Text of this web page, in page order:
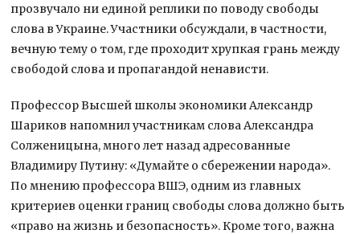
прозвучало ни единой реплики по поводу свободы
слова в Украине. Участники обсуждали, в частности,
вечную тему о том, где проходит хрупкая грань между
свободой слова и пропагандой ненависти.
Профессор Высшей школы экономики Александр
Шариков напомнил участникам слова Александра
Солженицына, много лет назад адресованные
Владимиру Путину: «Думайте о сбережении народа».
По мнению профессора ВШЭ, одним из главных
критериев оценки границ свободы слова должно быть
«право на жизнь и безопасность». Кроме того, важна